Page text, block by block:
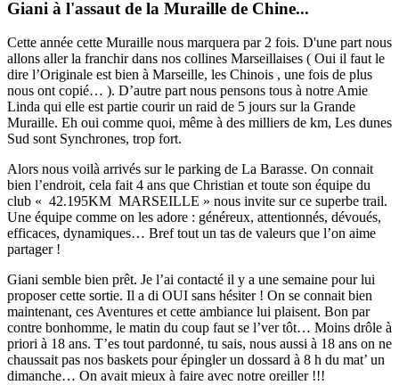
Giani à l'assaut de la Muraille de Chine...
Cette année cette Muraille nous marquera par 2 fois. D'une part nous
allons aller la franchir dans nos collines Marseillaises ( Oui il faut le
dire l’Originale est bien à Marseille, les Chinois , une fois de plus
nous ont copié… ). D’autre part nous pensons tous à notre Amie
Linda qui elle est partie courir un raid de 5 jours sur la Grande
Muraille. Eh oui comme quoi, même à des milliers de km, Les dunes
Sud sont Synchrones, trop fort.
Alors nous voilà arrivés sur le parking de La Barasse. On connait
bien l’endroit, cela fait 4 ans que Christian et toute son équipe du
club « 42.195KM MARSEILLE » nous invite sur ce superbe trail.
Une équipe comme on les adore : généreux, attentionnés, dévoués,
efficaces, dynamiques… Bref tout un tas de valeurs que l’on aime
partager !
Giani semble bien prêt. Je l’ai contacté il y a une semaine pour lui
proposer cette sortie. Il a di OUI sans hésiter ! On se connait bien
maintenant, ces Aventures et cette ambiance lui plaisent. Bon par
contre bonhomme, le matin du coup faut se l’ver tôt… Moins drôle à
priori à 18 ans. T’es tout pardonné, tu sais, nous aussi à 18 ans on ne
chaussait pas nos baskets pour épingler un dossard à 8 h du mat’ un
dimanche… On avait mieux à faire avec notre oreiller !!!